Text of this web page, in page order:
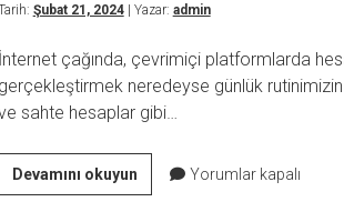
Şubat 21, 2024| Yazar: admin
İnternet çağında, çevrimiçi platformlarda
gerçekleştirmek neredeyse günlük rutinimizin
sahte hesaplar gibi…
Devamını okuyunSms
Onay
Yorumlar kapalı